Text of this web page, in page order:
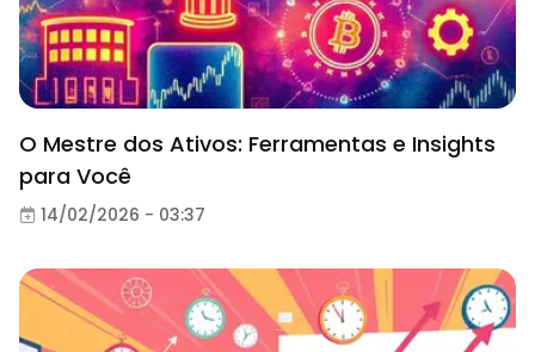
O Mestre dos Ativos: Ferramentas e Insights
para Você
14/02/2026 - 03:37